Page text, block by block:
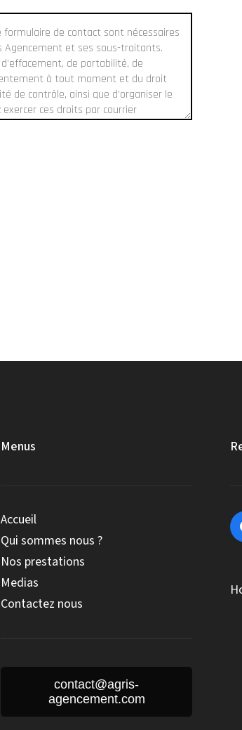
Menus
Accueil
Qui sommes nous ?
Nos prestations
Medias
Contactez nous
contact@agris-
agencement.com